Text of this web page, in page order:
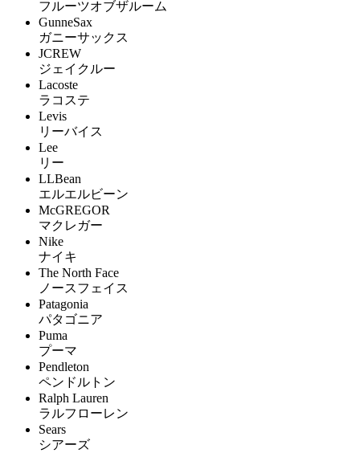
フルーツオブザルーム
GunneSax
ガニーサックス
JCREW
ジェイクルー
Lacoste
ラコステ
Levis
リーバイス
Lee
リー
LLBean
エルエルビーン
McGREGOR
マクレガー
Nike
ナイキ
The North Face
ノースフェイス
Patagonia
パタゴニア
Puma
プーマ
Pendleton
ペンドルトン
Ralph Lauren
ラルフローレン
Sears
シアーズ